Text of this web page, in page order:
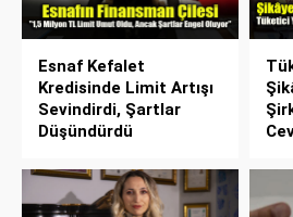
Esnaf Kefalet
Kredisinde Limit Artışı
Sevindirdi, Şartlar
Düşündürdü